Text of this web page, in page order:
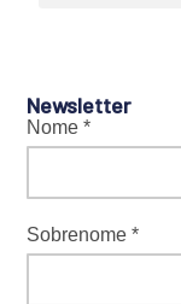
Newsletter